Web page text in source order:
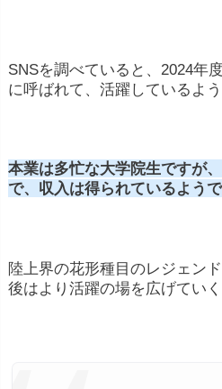
SNSを調べていると、2024年
に呼ばれて、活躍しているよう
本業は多忙な大学院生ですが
で、収入は得られているようで
陸上界の花形種目のレジェン
後はより活躍の場を広げていく